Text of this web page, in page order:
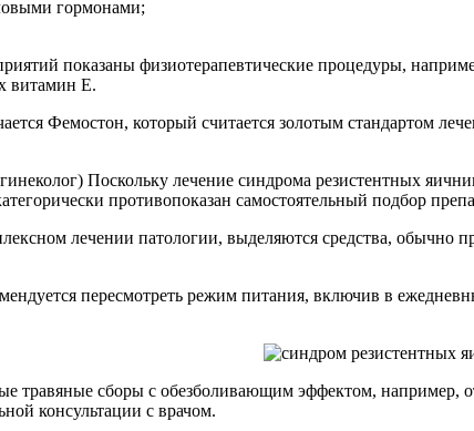
гормонами;
показаны физиотерапевтические процедуры,
витамин Е.
Фемостон, который считается золотым стандартом
Поскольку лечение синдрома резистентных
противопоказан самостоятельный подбор
лечении патологии, выделяются средства,
пересмотреть режим питания, включив в
травяные сборы с обезболивающим эффектом,
консультации с врачом.